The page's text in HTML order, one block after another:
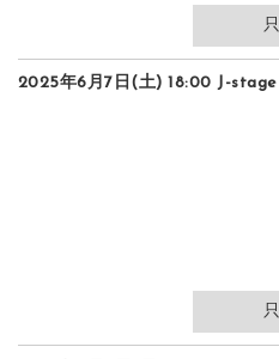
2025年6月7日(土) 18:00 J-